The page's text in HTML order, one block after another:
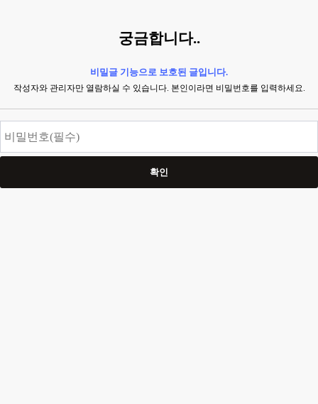
궁금합니다..
비밀글 기능으로 보호된 글입니다.
작성자와 관리자만 열람하실 수 있습니다. 본인이라면 비밀번호를 입력하세요.